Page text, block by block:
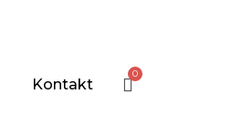
Kontakt
0